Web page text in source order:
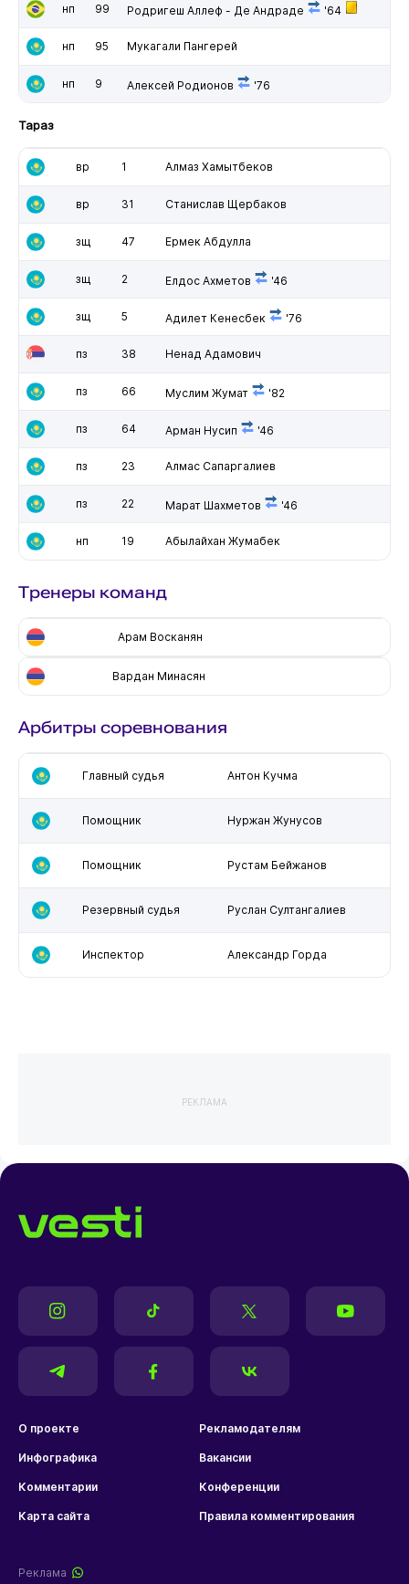
нп 99 Родригеш Аллеф - Де Андраде '64
нп 95 Мукагали Пангерей
нп 9 Алексей Родионов '76
Тараз
вр 1 Алмаз Хамытбеков
вр 31 Станислав Щербаков
зщ 47 Ермек Абдулла
зщ 2 Елдос Ахметов '46
зщ 5 Адилет Кенесбек '76
пз 38 Ненад Адамович
пз 66 Муслим Жумат '82
пз 64 Арман Нусип '46
пз 23 Алмас Сапаргалиев
пз 22 Марат Шахметов '46
нп 19 Абылайхан Жумабек
Тренеры команд
Арам Восканян
Вардан Минасян
Арбитры соревнования
Главный судья Антон Кучма
Помощник Нуржан Жунусов
Помощник Рустам Бейжанов
Резервный судья Руслан Султангалиев
Инспектор Александр Горда
РЕКЛАМА
О проекте Рекламодателям
Инфографика Вакансии
Комментарии Конференции
Карта сайта Правила комментирования
Реклама